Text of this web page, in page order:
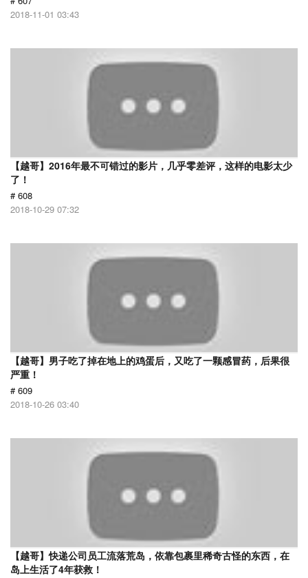
2018-11-01 03:43
【越哥】2016年最不可错过的影片，几乎零差评，这样的电影太少
了！
# 608
2018-10-29 07:32
【越哥】男子吃了掉在地上的鸡蛋后，又吃了一颗感冒药，后果很
严重！
# 609
2018-10-26 03:40
【越哥】快递公司员工流落荒岛，依靠包裹里稀奇古怪的东西，在
岛上生活了4年获救！